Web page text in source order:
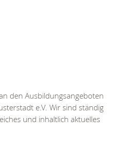
den Ausbildungsangeboten
e.V. Wir sind ständig
und inhaltlich aktuelles